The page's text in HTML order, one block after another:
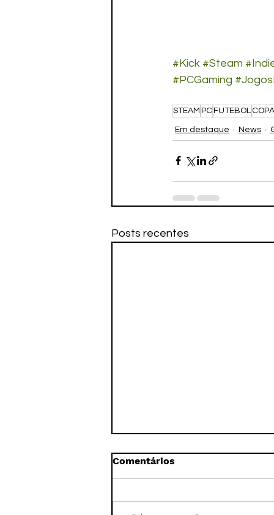
#Kick #Steam
#PCGaming
STEAM PCFUTEBOL COPA
Em destaque News
Posts recentes
Comentários